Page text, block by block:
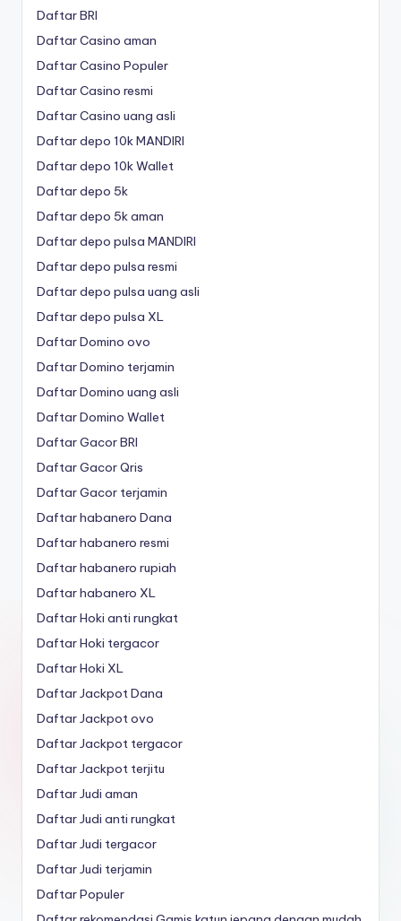
Daftar BRI
Daftar Casino aman
Daftar Casino Populer
Daftar Casino resmi
Daftar Casino uang asli
Daftar depo 10k MANDIRI
Daftar depo 10k Wallet
Daftar depo 5k
Daftar depo 5k aman
Daftar depo pulsa MANDIRI
Daftar depo pulsa resmi
Daftar depo pulsa uang asli
Daftar depo pulsa XL
Daftar Domino ovo
Daftar Domino terjamin
Daftar Domino uang asli
Daftar Domino Wallet
Daftar Gacor BRI
Daftar Gacor Qris
Daftar Gacor terjamin
Daftar habanero Dana
Daftar habanero resmi
Daftar habanero rupiah
Daftar habanero XL
Daftar Hoki anti rungkat
Daftar Hoki tergacor
Daftar Hoki XL
Daftar Jackpot Dana
Daftar Jackpot ovo
Daftar Jackpot tergacor
Daftar Jackpot terjitu
Daftar Judi aman
Daftar Judi anti rungkat
Daftar Judi tergacor
Daftar Judi terjamin
Daftar Populer